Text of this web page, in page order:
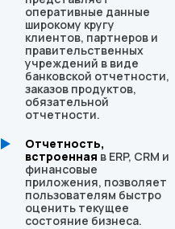
оперативные данные
широкому кругу
клиентов, партнеров и
правительственных
учреждений в виде
банковской отчетности,
заказов продуктов,
обязательной
отчетности.
Отчетность,
встроенная в ERP, CRM и
финансовые
приложения, позволяет
пользователям быстро
оценить текущее
состояние бизнеса.